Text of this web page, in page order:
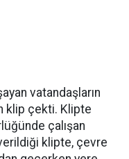
vatandaşların
klip çekti. Klipte
çalışan
klipte, çevre